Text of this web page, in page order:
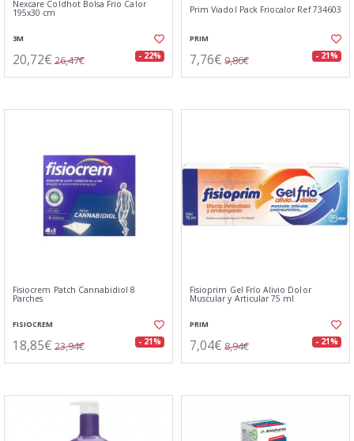
Nexcare Coldhot Bolsa Frio Calor
195x30 cm
3M
20,72€ 26,47€ - 22%
Prim Viadol Pack Friocalor Ref 734603
PRIM
7,76€ 9,86€ - 21%
Fisiocrem Patch Cannabidiol 8
Parches
FISIOCREM
18,85€ 23,94€ - 21%
Fisioprim Gel Frío Alivio Dolor
Muscular y Articular 75 ml
PRIM
7,04€ 8,94€ - 21%